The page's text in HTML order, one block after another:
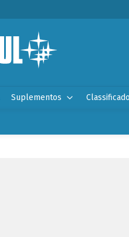
Suplementos